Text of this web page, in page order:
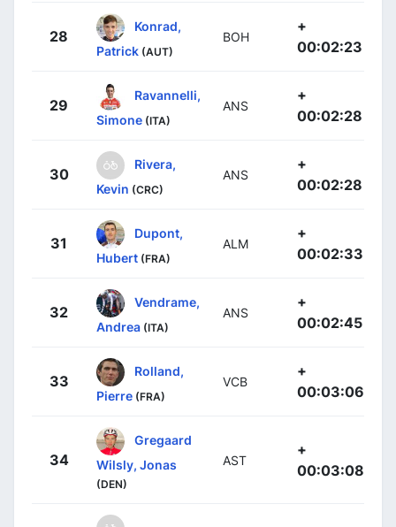
28
Konrad,
Patrick (AUT)
BOH
+
00:02:23
29
Ravannelli,
Simone (ITA)
ANS
+
00:02:28
30
Rivera,
Kevin (CRC)
ANS
+
00:02:28
31
Dupont,
Hubert (FRA)
ALM
+
00:02:33
32
Vendrame,
Andrea (ITA)
ANS
+
00:02:45
33
Rolland,
Pierre (FRA)
VCB
+
00:03:06
34
Gregaard
Wilsly, Jonas
(DEN)
AST
+
00:03:08